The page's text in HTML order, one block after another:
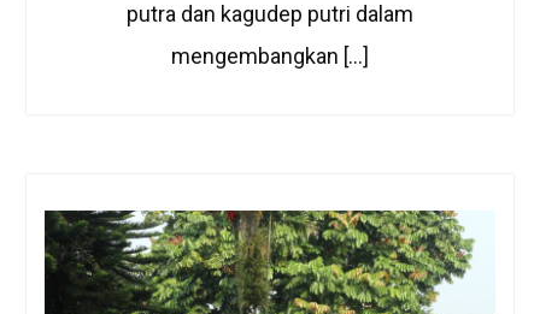
putra dan kagudep putri dalam
mengembangkan […]